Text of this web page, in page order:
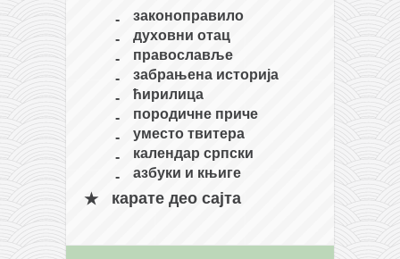
кобудо
нунчаку
тимбеи рочин
тсунами дојо
законоправило
духовни отац
православље
забрањена историја
ћирилица
породичне приче
уместо твитера
календар српски
азбуки и књиге
карате део сајта